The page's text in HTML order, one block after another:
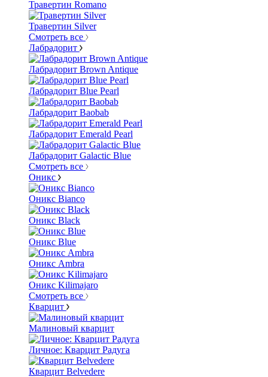
Травертин Romano
Травертин Silver
Смотреть все
Лабрадорит
Лабрадорит Brown Antique
Лабрадорит Blue Pearl
Лабрадорит Baobab
Лабрадорит Emerald Pearl
Лабрадорит Galactic Blue
Смотреть все
Оникс
Оникс Bianco
Оникс Black
Оникс Blue
Оникс Ambra
Оникс Kilimajaro
Смотреть все
Кварцит
Малиновый кварцит
Личное: Кварцит Радуга
Кварцит Belvedere